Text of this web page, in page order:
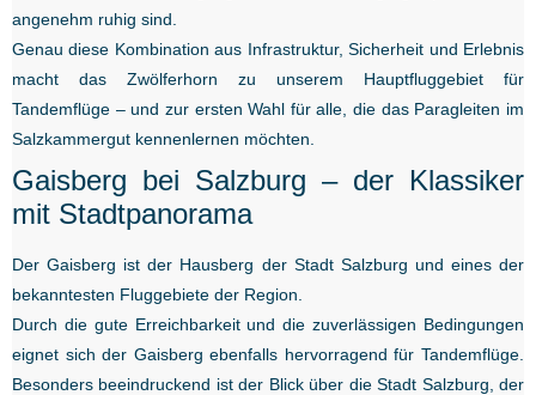
angenehm ruhig sind.
Genau diese Kombination aus Infrastruktur, Sicherheit und Erlebnis
macht das Zwölferhorn zu unserem Hauptfluggebiet für
Tandemflüge – und zur ersten Wahl für alle, die das Paragleiten im
Salzkammergut kennenlernen möchten.
Gaisberg bei Salzburg – der Klassiker
mit Stadtpanorama
Der Gaisberg ist der Hausberg der Stadt Salzburg und eines der
bekanntesten Fluggebiete der Region.
Durch die gute Erreichbarkeit und die zuverlässigen Bedingungen
eignet sich der Gaisberg ebenfalls hervorragend für Tandemflüge.
Besonders beeindruckend ist der Blick über die Stadt Salzburg, der